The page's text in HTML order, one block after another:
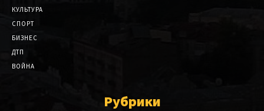
КУЛЬТУРА
СПОРТ
БИЗНЕС
ДТП
ВОЙНА
Рубрики